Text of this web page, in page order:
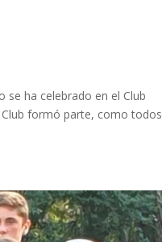
se ha celebrado en el Club
Club formó parte, como todos